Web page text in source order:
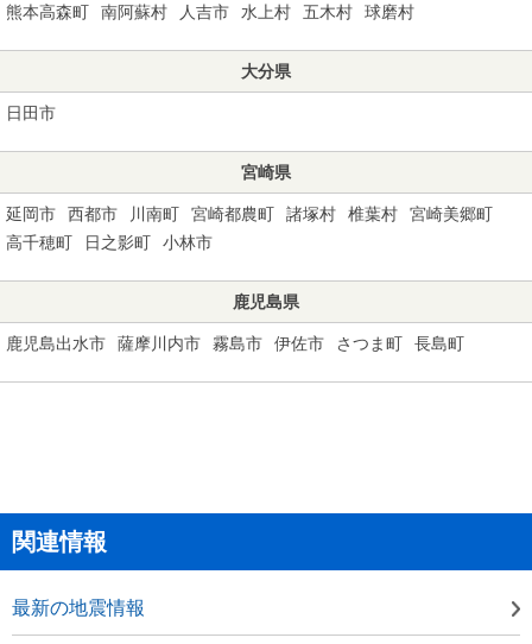
熊本高森町
南阿蘇村 人吉市 水上村 五木村 球磨村
大分県
日田市
宮崎県
延岡市 西都市 川南町 宮崎都農町 諸塚村 椎葉村
宮崎美郷町
高千穂町
日之影町 小林市
鹿児島県
鹿児島出水市 薩摩川内市 霧島市 伊佐市 さつま町 長島町
関連情報
最新の地震情報